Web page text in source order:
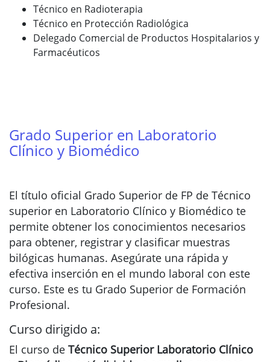
Técnico en Radioterapia
Técnico en Protección Radiológica
Delegado Comercial de Productos Hospitalarios y
Farmacéuticos
Grado Superior en Laboratorio
Clínico y Biomédico
El título oficial Grado Superior de FP de Técnico
superior en Laboratorio Clínico y Biomédico te
permite obtener los conocimientos necesarios
para obtener, registrar y clasificar muestras
bilógicas humanas. Asegúrate una rápida y
efectiva inserción en el mundo laboral con este
curso. Este es tu Grado Superior de Formación
Profesional.
Curso dirigido a:
El curso de Técnico Superior Laboratorio Clínico